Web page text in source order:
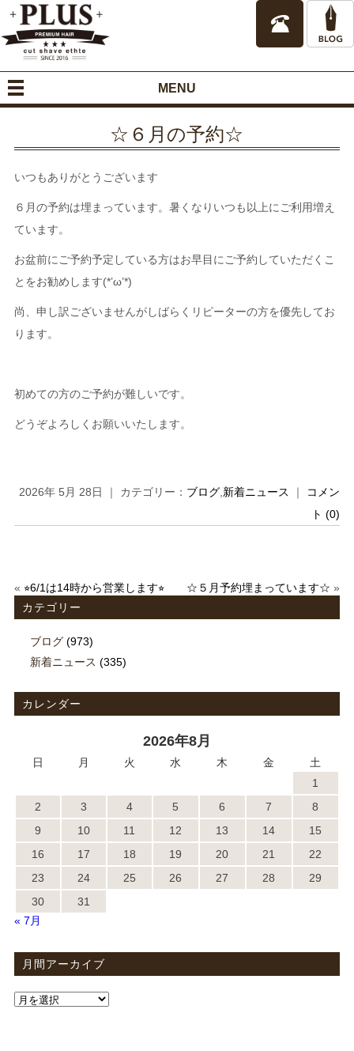
MENU
☆６月の予約☆
いつもありがとうございます
６月の予約は埋まっています。暑くなりいつも以上にご利用増え
ています。
お盆前にご予約予定している方はお早目にご予約していただくこ
とをお勧めします(*’ω’*)
尚、申し訳ございませんがしばらくリピーターの方を優先してお
ります。
初めての方のご予約が難しいです。
どうぞよろしくお願いいたします。
2026年 5月 28日 ｜ カテゴリー： ブログ 新着ニュース ｜ コメン
ト (0)
« ⭐︎6/1は14時から営業します⭐︎ ☆５月予約埋まっています☆ »
カテゴリー
ブログ(973)
新着ニュース (335)
カレンダー
2026年8月
日 月 火 水 木 金
土
1
2
3 4 5 6 7
8
9
10 11 12 13 14
15
16
17 18 19 20 21
22
23
24 25 26 27 28
29
30
31
« 7月
月間アーカイブ